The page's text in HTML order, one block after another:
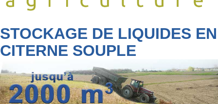
STOCKAGE DE LIQUIDES EN
CITERNE SOUPLE